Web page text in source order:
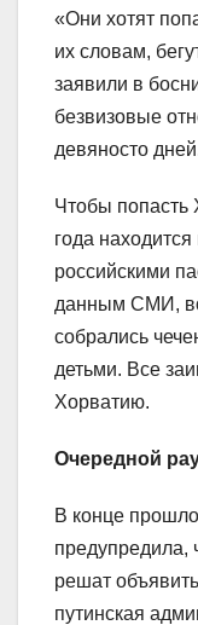
«Они хотят
их словам,
заявили в
безвизовые
девяносто
Чтобы попасть
года
российскими
данным СМИ,
собрались
детьми. Все
Хорватию.
Очередной
В конце
предупредила,
решат
путинская